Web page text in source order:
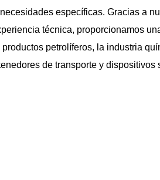
específicas. Gracias a
técnica, proporcionamos
petrolíferos, la industria
de transporte y dispositivos